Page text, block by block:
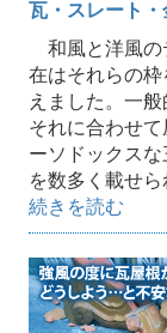
瓦・スレート
和風と洋風の
在はそれらの
えました。一
それに合わせ
ーソドックス
を数多く載せ
続きを読む